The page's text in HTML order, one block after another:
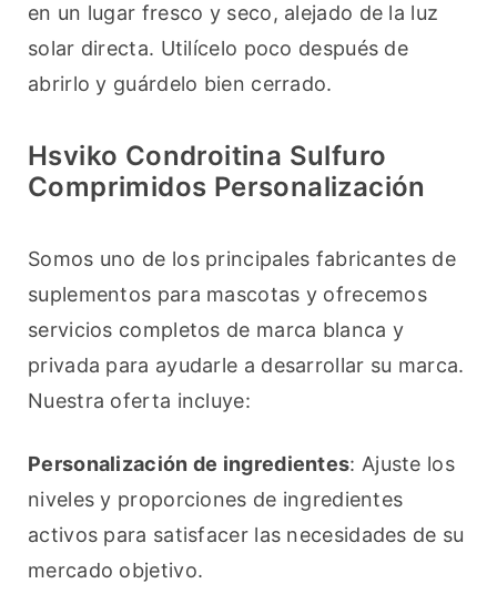
en un lugar fresco y seco, alejado de la luz
solar directa. Utilícelo poco después de
abrirlo y guárdelo bien cerrado.
Hsviko Condroitina Sulfuro
Comprimidos Personalización
Somos uno de los principales fabricantes de
suplementos para mascotas y ofrecemos
servicios completos de marca blanca y
privada para ayudarle a desarrollar su marca.
Nuestra oferta incluye:
Personalización de ingredientes: Ajuste los
niveles y proporciones de ingredientes
activos para satisfacer las necesidades de su
mercado objetivo.